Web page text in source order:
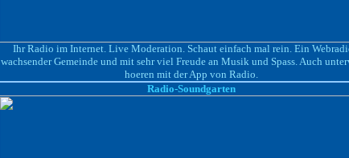
Ihr Radio im Internet. Live Moderation. Schaut einfach mal rein. Ein
wachsender Gemeinde und mit sehr viel Freude an Musik und Spass. Auch
hoeren mit der App von Radio.
Radio-Soundgarten